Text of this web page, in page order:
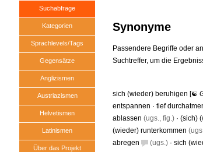
Suchabfrage
Kategorien
Sprachlevels/Tags
Gegensätze
Anglizismen
Austriazismen
Helvetismen
Latinismen
Über das Projekt
Synonyme
Passendere Begriffe oder
Suchtreffer, um die
sich (wieder) beruhigen [☯
entspannen · tief
ablassen (ugs., fig.) · (sich)
(wieder) runterkommen
abregen
(ugs.) · sich